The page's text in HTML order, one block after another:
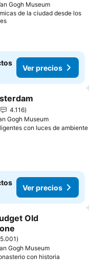
Gogh Museum
de la ciudad desde los
Ver precios
favoritos
4.116
Gogh Museum
con luces de ambiente
Ver precios
favoritos
Old
5.001
Gogh Museum
con historia